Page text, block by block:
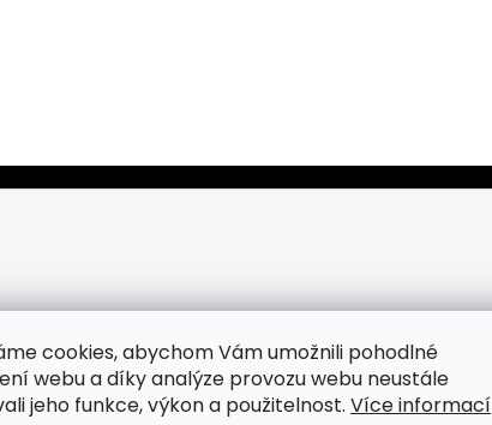
cookies, abychom Vám umožnili pohodlné
webu a díky analýze provozu webu neustále
jeho funkce, výkon a použitelnost. Více informací